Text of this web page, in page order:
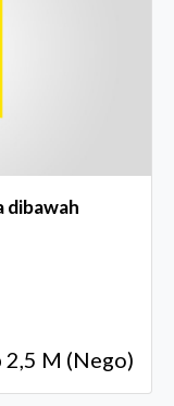
dibawah
2,5 M (Nego)